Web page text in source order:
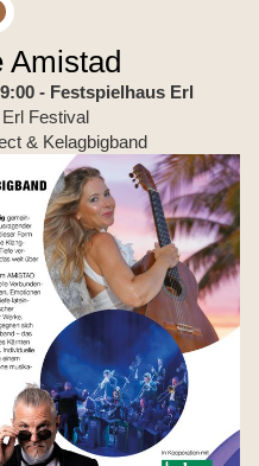
Amistad
- Festspielhaus Erl
Festival
& Kelagbigband